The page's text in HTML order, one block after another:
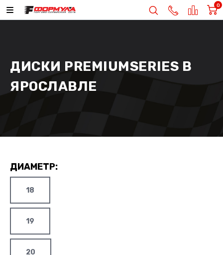
0
ДИСКИ PREMIUMSERIES В
ЯРОСЛАВЛЕ
ДИАМЕТР:
18
19
20